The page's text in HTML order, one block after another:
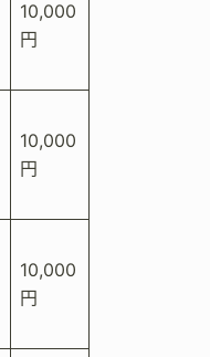
10,000
円
10,000
円
10,000
円